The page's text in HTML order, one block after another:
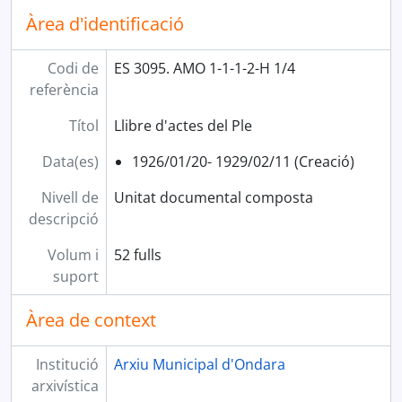
Àrea d'identificació
Codi de
referència
ES 3095. AMO 1-1-1-2-H 1/4
Títol
Llibre d'actes del Ple
Data(es)
1926/01/20- 1929/02/11 (Creació)
Nivell de
descripció
Unitat documental composta
Volum i
suport
52 fulls
Àrea de context
Institució
arxivística
Arxiu Municipal d'Ondara